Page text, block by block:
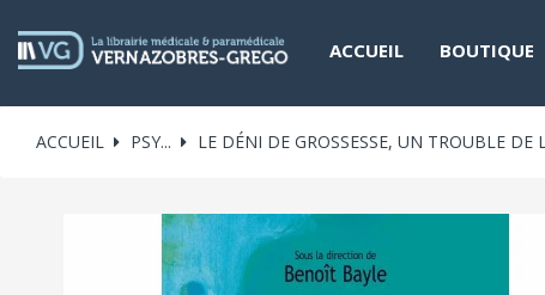
ACCUEIL BOUTIQUE
ACCUEIL PSY... LE DÉNI DE GROSSESSE, UN TROUBLE DE